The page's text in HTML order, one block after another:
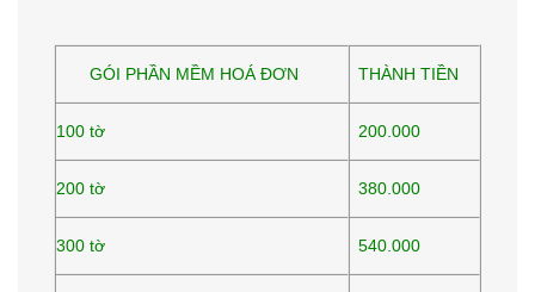
GÓI PHẦN MỀM HOÁ ĐƠN THÀNH TIỀN
100 tờ 200.000
200 tờ 380.000
300 tờ 540.000